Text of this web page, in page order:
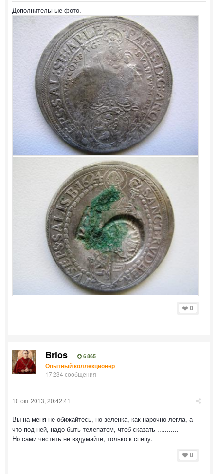
Дополнительные фото.
0
Brios 6 865
Опытный коллекционер
17 234 сообщения
10 окт 2013, 20:42:41
Вы на меня не обижайтесь, но зеленка, как нарочно легла, а
что под ней, надо быть телепатом, чтоб сказать ...........
Но сами чистить не вздумайте, только к спецу.
0